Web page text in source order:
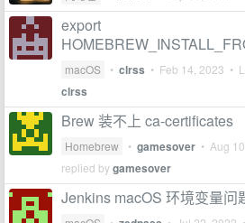
export
macOS • clrss • Feb 14, 2023 •
clrss
Brew 装不上 ca-certificates
Homebrew • gamesover • Aug
replied bygamesover
Jenkins macOS 环境变量问